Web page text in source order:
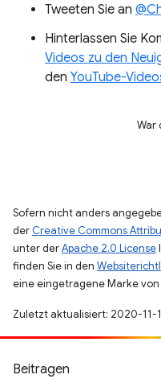
Tweeten Sie an
Hinterlassen Sie
Videos zu den
den YouTube-
War
Sofern nicht anders
der Creative Commons
unter derApache 2.0 License
finden Sie in den
eine eingetragene Marke
Zuletzt aktualisiert: 2020-11-
Beitragen